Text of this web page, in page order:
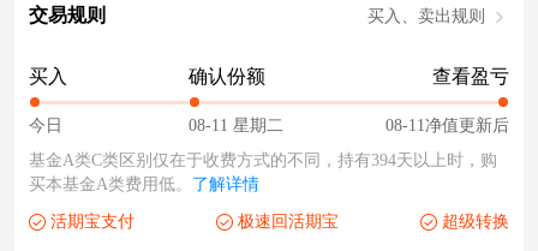
交易规则 买入、卖出规则
买入
今日
确认份额
08-11 星期二
查看盈亏
08-11净值更新后
基金A类C类区别仅在于收费方式的不同，持有394天以上时，购
买本基金A类费用低。 了解详情
活期宝支付 极速回活期宝 超级转换